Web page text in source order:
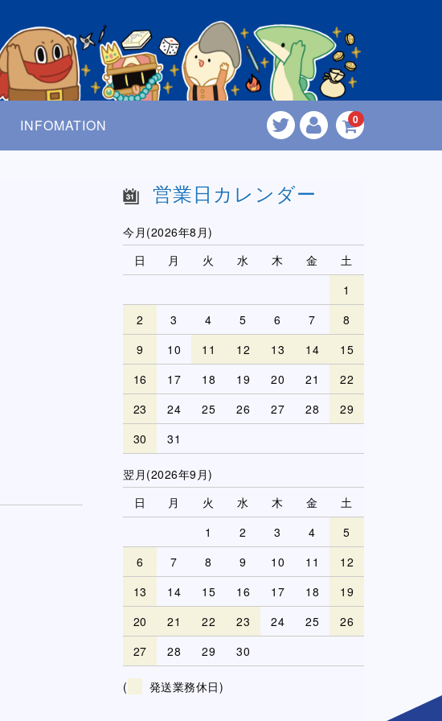
0
INFOMATION
営業日カレンダー
今月(2026年8月)
日
月 火 水 木 金
土
1
2
3 4 5 6 7
8
9
10 11 12 13 14
15
16
17 18 19 20 21
22
23
24 25 26 27 28
29
30
31
翌月(2026年9月)
日
月 火 水 木 金
土
1
2 3 4
5
6
7 8 9 10 11
12
13
14 15 16 17 18
19
20
21 22 23 24 25
26
27
28 29 30
( 発送業務休日)